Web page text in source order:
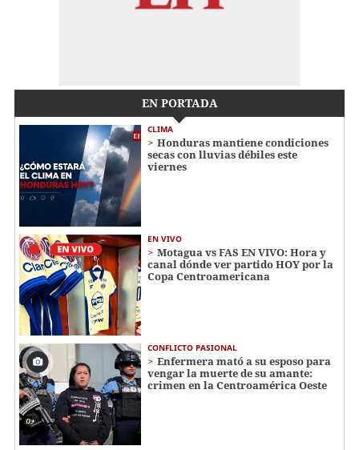
EN PORTADA
CLIMA
Honduras mantiene condiciones
secas con lluvias débiles este
viernes
EN VIVO
Motagua vs FAS EN VIVO: Hora y
canal dónde ver partido HOY por la
Copa Centroamericana
CONFLICTO PASIONAL
Enfermera mató a su esposo para
vengar la muerte de su amante:
crimen en la Centroamérica Oeste